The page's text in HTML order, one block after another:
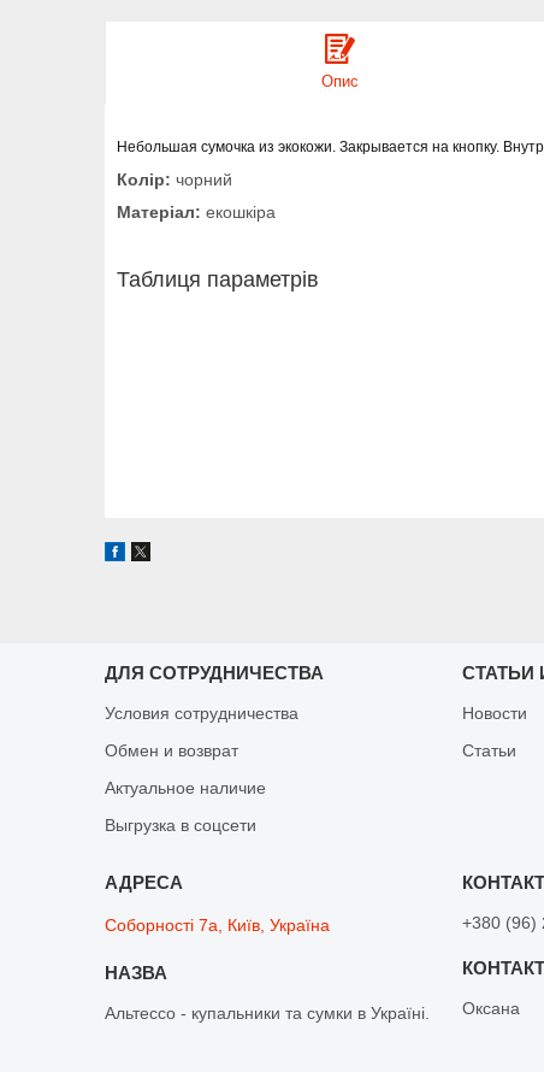
Опис
Небольшая сумочка из экокожи. Закрывается на кнопку.
Колір: чорний
Матеріал: екошкіра
Таблиця параметрів
ДЛЯ СОТРУДНИЧЕСТВА
Условия сотрудничества
Обмен и возврат
Актуальное наличие
Выгрузка в соцсети
СТАТЬИ
Новости
Статьи
Соборності 7а, Київ, Україна
Альтессо - купальники та сумки в Україні.
+380 (96)
Оксана